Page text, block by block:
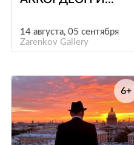
14 августа, 05 сентября
Zarenkov Gallery
6+